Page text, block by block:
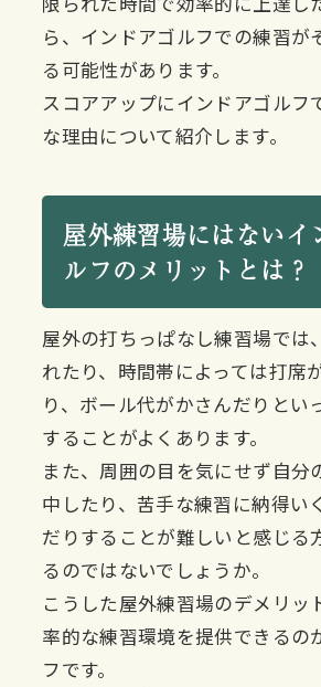
ら、インドアゴルフでの練習が
る可能性があります。
スコアアップにインドアゴルフ
な理由について紹介します。
屋外練習場にはないイ
ルフのメリットとは？
屋外の打ちっぱなし練習場では
れたり、時間帯によっては打席
り、ボール代がかさんだりとい
することがよくあります。
また、周囲の目を気にせず自分
中したり、苦手な練習に納得い
だりすることが難しいと感じる
るのではないでしょうか。
こうした屋外練習場のデメリッ
率的な練習環境を提供できるの
フです。